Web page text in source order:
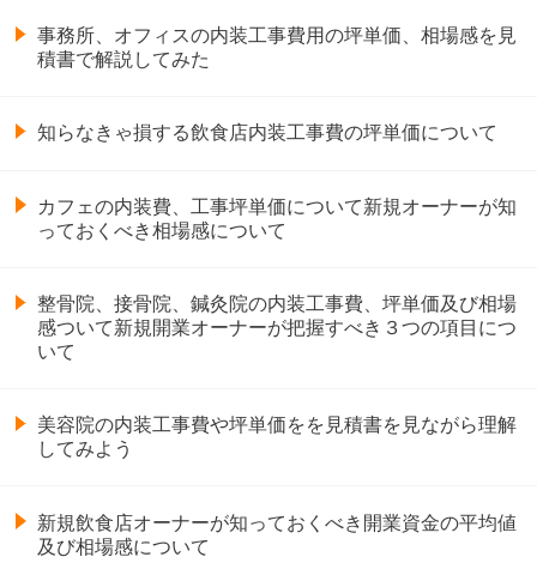
事務所、オフィスの内装工事費用の坪単価、相場感を見
積書で解説してみた
知らなきゃ損する飲食店内装工事費の坪単価について
カフェの内装費、工事坪単価について新規オーナーが知
っておくべき相場感について
整骨院、接骨院、鍼灸院の内装工事費、坪単価及び相場
感ついて新規開業オーナーが把握すべき３つの項目につ
いて
美容院の内装工事費や坪単価をを見積書を見ながら理解
してみよう
新規飲食店オーナーが知っておくべき開業資金の平均値
及び相場感について